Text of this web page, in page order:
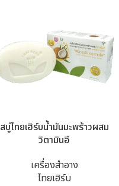
สบู่ไทยเฮิร์บน้ำมันมะพร้าวผสม
วิตามินอี
เครื่องสำอาง
ไทยเฮิร์บ